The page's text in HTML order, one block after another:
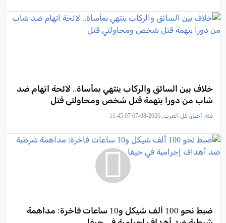
خلاف بين السائق والركاب ينتهي بمأساة.. لائحة اتهام ضد
شاب من دورا بتهمة قتل شخص ومحاولتي قتل
فئة: أخبار , كل العرب, 2026-08-07 11:45:07
ضبط نحو 100 ألف شيكل و10 ساعات فاخرة: مداهمة